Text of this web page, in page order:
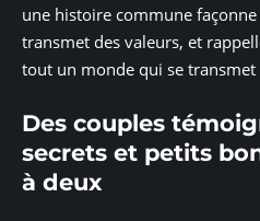
une histoire commune
transmet des valeurs, et
tout un monde qui se transmet
Des couples
secrets et petits
à deux